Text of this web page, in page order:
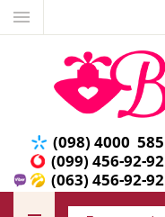
(098) 4000 585
(099) 456-92-92
(063) 456-92-92